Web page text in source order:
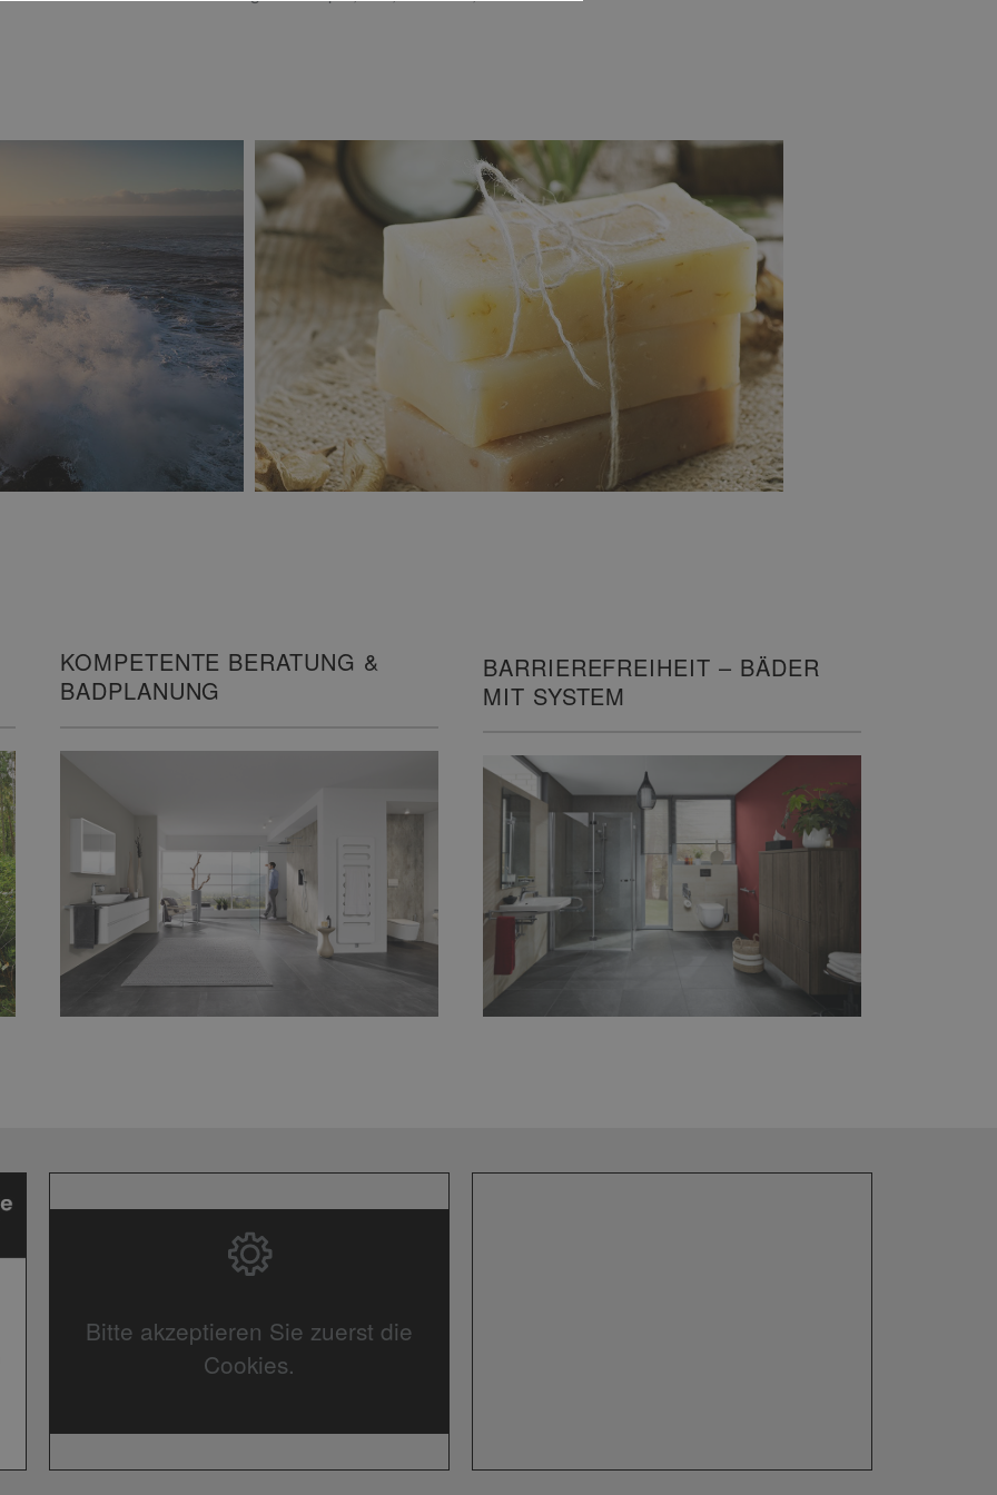
KOMPETENTE BERATUNG &
BADPLANUNG
BARRIEREFREIHEIT – BÄDER
MIT SYSTEM
Bitte akzeptieren Sie zuerst die
Cookies.